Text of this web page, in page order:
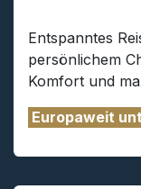
Entspanntes
persönlichem
Komfort und
Europaweit